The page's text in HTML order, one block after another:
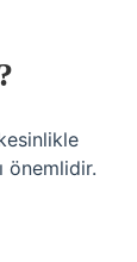
önemlidir.